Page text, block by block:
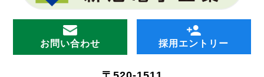
お問い合わせ 採用エントリー